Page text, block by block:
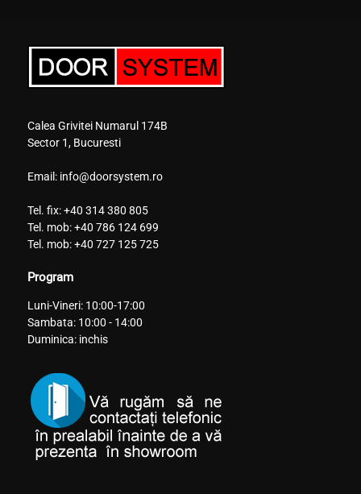
Calea Grivitei Numarul 174B
Sector 1, Bucuresti
Email: info@doorsystem.ro
Tel. fix:+40 314 380 805
Tel. mob:+40 786 124 699
Tel. mob:+40 727 125 725
Program
Luni-Vineri: 10:00-17:00
Sambata: 10:00 - 14:00
Duminica: inchis